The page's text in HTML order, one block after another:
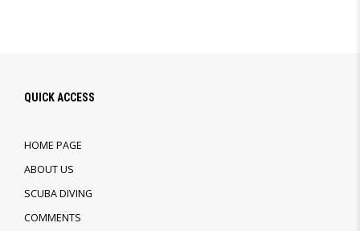
QUICK ACCESS
HOME PAGE
ABOUT US
SCUBA DIVING
COMMENTS